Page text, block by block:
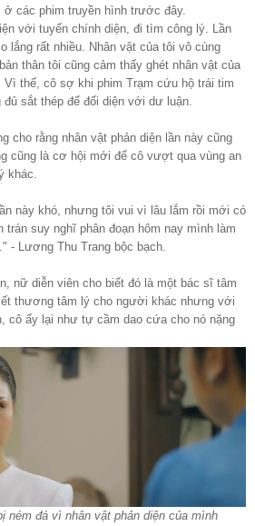
các phim truyền hình trước đây.
với tuyến chính diện, đi tìm công lý. Lần
lắng rất nhiều. Nhân vật của tôi vô cùng
thân tôi cũng cảm thấy ghét nhân vật của
thế, cô sợ khi phim Trạm cứu hộ trái tim
sắt thép để đối diện với dư luận.
cho rằng nhân vật phản diện lần này cũng
cũng là cơ hội mới để cô vượt qua vùng an
khác.
này khó, nhưng tôi vui vì lâu lắm rồi mới có
trán suy nghĩ phân đoạn hôm nay mình làm
- Lương Thu Trang bộc bạch.
nữ diễn viên cho biết đó là một bác sĩ tâm
thương tâm lý cho người khác nhưng với
cô ấy lại như tự cầm dao cứa cho nó nặng
ném đá vì nhân vật phản diện của mình